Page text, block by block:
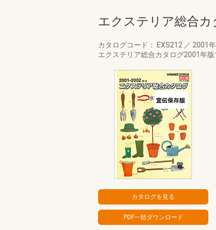
エクステリア総合カ
カタログコード： EXS212 ／ 2001
エクステリア総合カタログ2001年版